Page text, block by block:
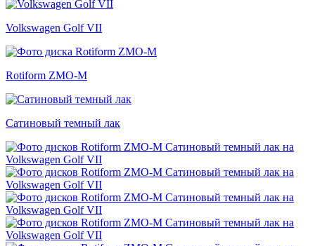
Volkswagen Golf VII
Rotiform ZMO-M
Сатиновый темный лак